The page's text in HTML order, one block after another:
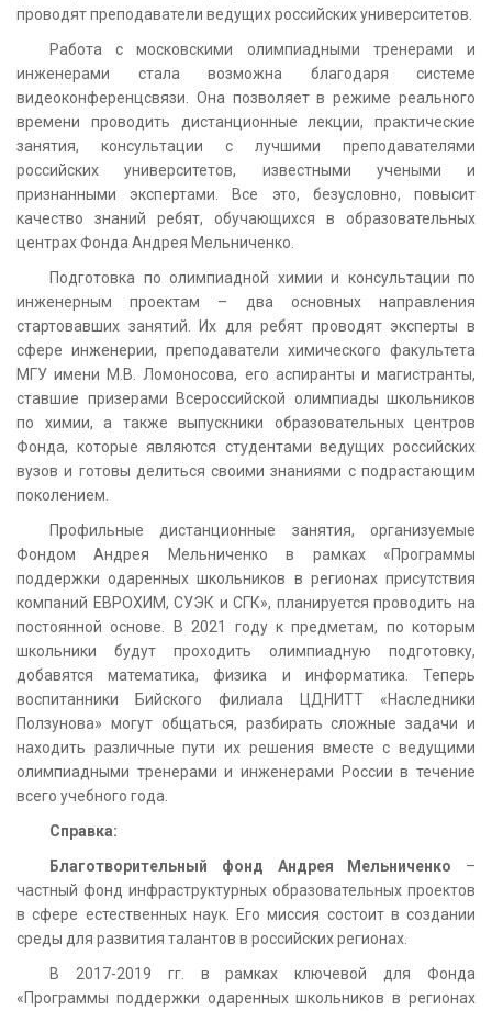
проводят преподаватели ведущих российских университетов.
Работа с московскими олимпиадными тренерами и
инженерами стала возможна благодаря системе
видеоконференцсвязи. Она позволяет в режиме реального
времени проводить дистанционные лекции, практические
занятия, консультации с лучшими преподавателями
российских университетов, известными учеными и
признанными экспертами. Все это, безусловно, повысит
качество знаний ребят, обучающихся в образовательных
центрах Фонда Андрея Мельниченко.
Подготовка по олимпиадной химии и консультации по
инженерным проектам – два основных направления
стартовавших занятий. Их для ребят проводят эксперты в
сфере инженерии, преподаватели химического факультета
МГУ имени М.В. Ломоносова, его аспиранты и магистранты,
ставшие призерами Всероссийской олимпиады школьников
по химии, а также выпускники образовательных центров
Фонда, которые являются студентами ведущих российских
вузов и готовы делиться своими знаниями с подрастающим
поколением.
Профильные дистанционные занятия, организуемые
Фондом Андрея Мельниченко в рамках «Программы
поддержки одаренных школьников в регионах присутствия
компаний ЕВРОХИМ, СУЭК и СГК», планируется проводить на
постоянной основе. В 2021 году к предметам, по которым
школьники будут проходить олимпиадную подготовку,
добавятся математика, физика и информатика. Теперь
воспитанники Бийского филиала ЦДНИТТ «Наследники
Ползунова» могут общаться, разбирать сложные задачи и
находить различные пути их решения вместе с ведущими
олимпиадными тренерами и инженерами России в течение
всего учебного года.
Справка:
Благотворительный фонд Андрея Мельниченко –
частный фонд инфраструктурных образовательных проектов
в сфере естественных наук. Его миссия состоит в создании
среды для развития талантов в российских регионах.
В 2017-2019 гг. в рамках ключевой для Фонда
«Программы поддержки одаренных школьников в регионах